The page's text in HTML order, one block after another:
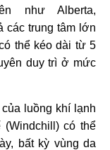
như Alberta,
các trung tâm lớn
thể kéo dài từ 5
duy trì ở mức
luồng khí lạnh
có thể
bất kỳ vùng da